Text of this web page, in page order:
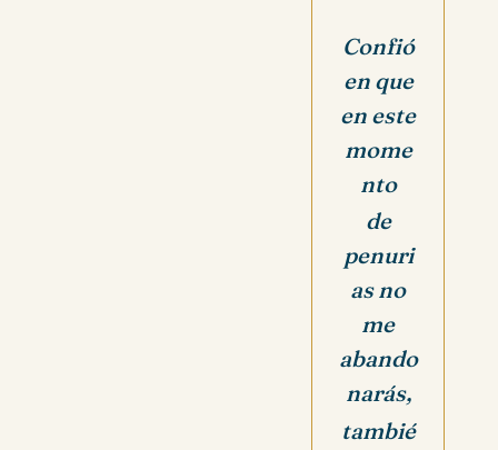
Confió
en que
en este
mome
nto
de
penuri
asno
me
abando
narás,
tambié